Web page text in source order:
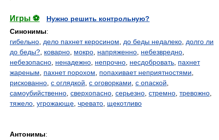
Игры ⚽
Нужно решить контрольную?
Синонимы:
гибельно дело пахнет керосином до беды недалеко долго ли
до беды? коварно мокро напряженно небезвредно
небезопасно ненадежно непрочно несдобровать пахнет
жареным
пахнет порохом попахивает неприятностями
рискованно с оглядкой с оговорками с опаской
самоубийственно сверхопасно серьезно стремно тревожно
тяжело угрожающе чревато щекотливо
Антонимы: